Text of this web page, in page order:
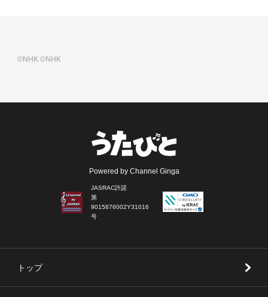
©NHK©NHK
Powered by Channel Ginga
JASRAC許諾
第
9015876002Y31016
号
トップ